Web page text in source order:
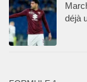
déjà